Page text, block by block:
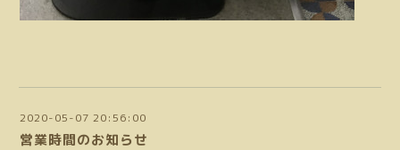
2020-05-07 20:56:00
営業時間のお知らせ